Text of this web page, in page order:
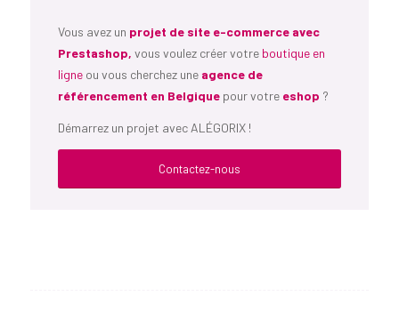
Vous avez un projet de site e-commerce avec
Prestashop, vous voulez créer votre boutique en
ligneou vous cherchez une agence de
référencement en Belgiquepour votre eshop ?
Démarrez un projet avec ALÉGORIX !
Contactez-nous